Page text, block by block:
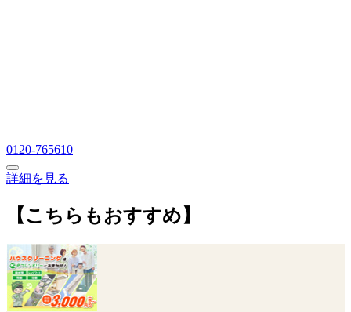
0120-765610
詳細を見る
【こちらもおすすめ】